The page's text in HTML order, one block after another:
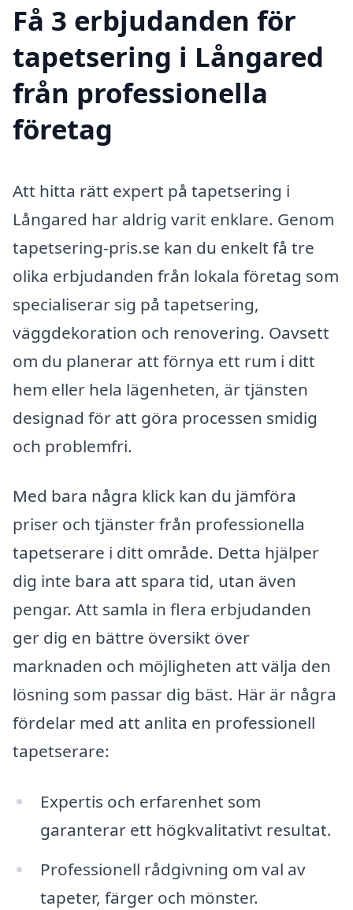
Få 3 erbjudanden för
tapetsering i Långared
från professionella
företag
Att hitta rätt expert på tapetsering i
Långared har aldrig varit enklare. Genom
tapetsering-pris.se kan du enkelt få tre
olika erbjudanden från lokala företag som
specialiserar sig på tapetsering,
väggdekoration och renovering. Oavsett
om du planerar att förnya ett rum i ditt
hem eller hela lägenheten, är tjänsten
designad för att göra processen smidig
och problemfri.
Med bara några klick kan du jämföra
priser och tjänster från professionella
tapetserare i ditt område. Detta hjälper
dig inte bara att spara tid, utan även
pengar. Att samla in flera erbjudanden
ger dig en bättre översikt över
marknaden och möjligheten att välja den
lösning som passar dig bäst. Här är några
fördelar med att anlita en professionell
tapetserare:
Expertis och erfarenhet som
garanterar ett högkvalitativt resultat.
Professionell rådgivning om val av
tapeter, färger och mönster.